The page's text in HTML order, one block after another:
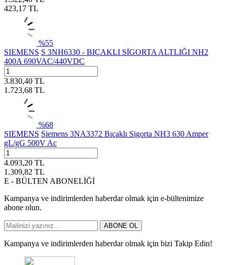
423,17 TL
%55
SIEMENS S 3NH6330 - BIÇAKLI SİGORTA ALTLIĞI NH2
400A 690VAC/440VDC
3.830,40 TL
1.723,68 TL
%68
SIEMENS Siemens 3NA3372 Bıçaklı Sigorta NH3 630 Amper
gL/gG 500V Ac
4.093,20 TL
1.309,82 TL
E - BÜLTEN ABONELİĞİ
Kampanya ve indirimlerden haberdar olmak için e-bültenimize
abone olun.
ABONE OL
Kampanya ve indirimlerden haberdar olmak için bizi Takip Edin!